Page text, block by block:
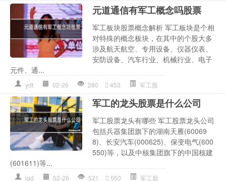
元道通信有军工概念吗股票
军工板块股票概念解析 军工板块是个相
对特殊的概念板块，在其中的个股大多
涉及航天航空、专用设备、仪器仪表、
安防设备、汽车行业、机械行业、电子
元件、通...
ydt 02-26 280 453 军工股
军工的龙头股票是什么公司
军工股票龙头有哪些 军工股票龙头公司
包括兵器集团旗下的湖南天雁(60069
8)、长安汽车(000625)、保变电气(600
550)等，以及中核集团旗下的中国核建
(601611)等...
jgd 02-26 521 550 军工股